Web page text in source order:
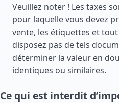
Veuillez noter ! Les taxes
pour laquelle vous devez
vente, les étiquettes et
disposez pas de tels
déterminer la valeur en
identiques ou similaires.
Ce qui est interdit